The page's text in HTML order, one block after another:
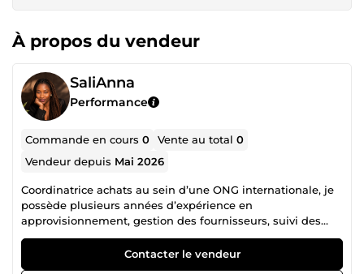
À propos du vendeur
SaliAnna
Performance
Commande en cours0 Vente au total0
Vendeur depuis Mai 2026
Coordinatrice achats au sein d’une ONG internationale, je
possède plusieurs années d’expérience en
approvisionnement, gestion des fournisseurs, suivi des
commandes et coordination logistique. Je maîtrise les
processus achats, les appels d’offres, la gestion des stocks
ainsi que les outils ERP/SAP MM. Sérieuse, organisée et
Contacter le vendeur